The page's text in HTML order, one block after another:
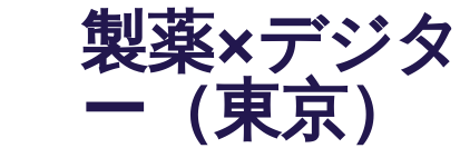
製薬×デジ
ー（東京）